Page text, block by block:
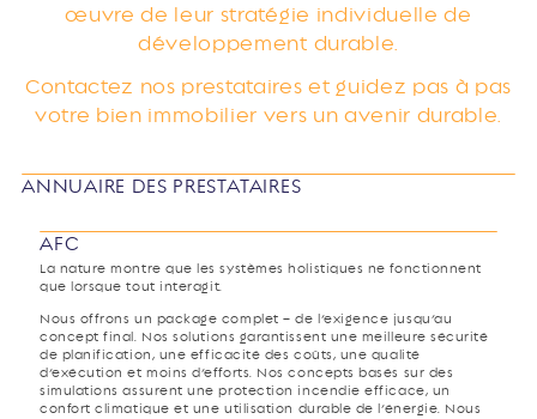
œuvre de leur stratégie individuelle de
développement durable.
Contactez nos prestataires et guidez pas à pas
votre bien immobilier vers un avenir durable.
ANNUAIRE DES PRESTATAIRES
AFC
La nature montre que les systèmes holistiques ne fonctionnent
que lorsque tout interagit.
Nous offrons un package complet – de l’exigence jusqu’au
concept final. Nos solutions garantissent une meilleure sécurité
de planification, une efficacité des coûts, une qualité
d’exécution et moins d’efforts. Nos concepts basés sur des
simulations assurent une protection incendie efficace, un
confort climatique et une utilisation durable de l’énergie. Nous